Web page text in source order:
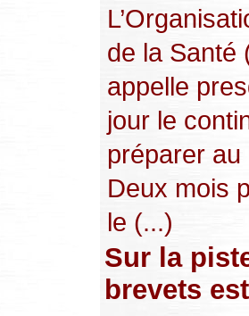
de la Santé
appelle
jour le
préparer au
Deux mois
le (...)
Sur la
brevets